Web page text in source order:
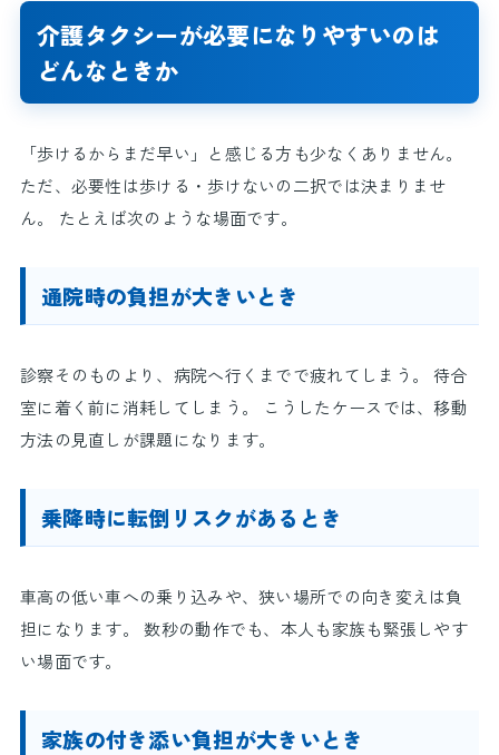
介護タクシーが必要になりやすいのは
どんなときか
「歩けるからまだ早い」と感じる方も少なくありません。
ただ、必要性は歩ける・歩けないの二択では決まりませ
ん。 たとえば次のような場面です。
通院時の負担が大きいとき
診察そのものより、病院へ行くまでで疲れてしまう。 待合
室に着く前に消耗してしまう。 こうしたケースでは、移動
方法の見直しが課題になります。
乗降時に転倒リスクがあるとき
車高の低い車への乗り込みや、狭い場所での向き変えは負
担になります。 数秒の動作でも、本人も家族も緊張しやす
い場面です。
家族の付き添い負担が大きいとき